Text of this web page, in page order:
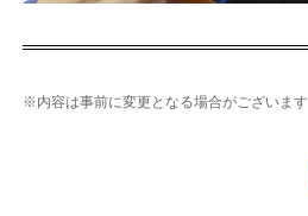
※内容は事前に変更となる場合がございます